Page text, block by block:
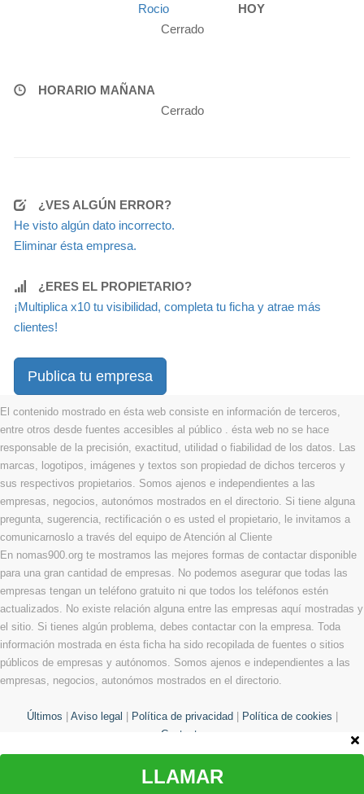
Rocio
HOY
Cerrado
HORARIO MAÑANA
Cerrado
¿VES ALGÚN ERROR?
He visto algún dato incorrecto.
Eliminar ésta empresa.
¿ERES EL PROPIETARIO?
¡Multiplica x10 tu visibilidad, completa tu ficha y atrae más
clientes!
Publica tu empresa
El contenido mostrado en ésta web consiste en información de terceros,
entre otros desde fuentes accesibles al público . ésta web no se hace
responsable de la precisión, exactitud, utilidad o fiabilidad de los datos. Las
marcas, logotipos, imágenes y textos son propiedad de dichos terceros y
sus respectivos propietarios. Somos ajenos e independientes a las
empresas, negocios, autonómos mostrados en el directorio. Si tiene alguna
pregunta, sugerencia, rectificación o es usted el propietario, le invitamos a
comunicarnoslo a través del equipo de Atención al Cliente
En nomas900.org te mostramos las mejores formas de contactar disponible
para una gran cantidad de empresas. No podemos asegurar que todas las
empresas tengan un teléfono gratuito ni que todos los teléfonos estén
actualizados. No existe relación alguna entre las empresas aquí mostradas y
el sitio. Si tienes algún problema, debes contactar con la empresa. Toda
información mostrada en ésta ficha ha sido recopilada de fuentes o sitios
públicos de empresas y autónomos. Somos ajenos e independientes a las
empresas, negocios, autonómos mostrados en el directorio.
Últimos Aviso legal Política de privacidad Política de cookies
Contacto
LLAMAR